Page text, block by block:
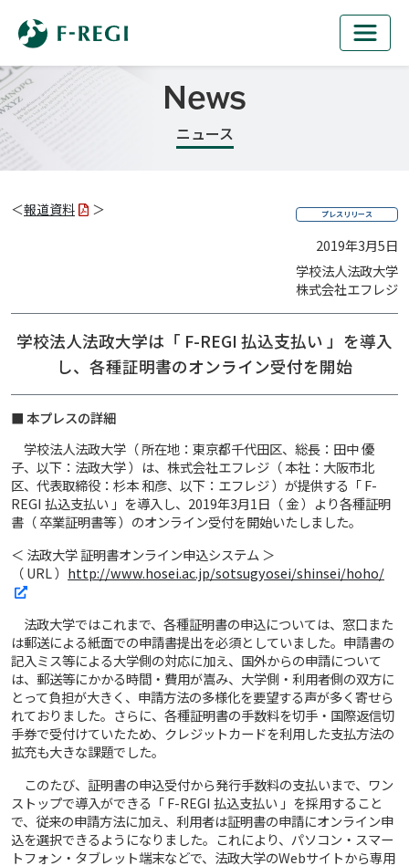
News
ニュース
＜報道資料 ＞ プレスリリース
2019年3月5日
学校法人法政大学
株式会社エフレジ
学校法人法政大学は「 F-REGI 払込支払い 」を導入
し、 各種証明書のオンライン受付を開始
■ 本プレスの詳細
学校法人法政大学（ 所在地：東京都千代田区、総長：田中 優
子、以下：法政大学 ）は、株式会社エフレジ（ 本社：大阪市北
区、代表取締役：杉本 和彦、以下：エフレジ ）が提供する「 F-
REGI 払込支払い 」を導入し、2019年3月1日（ 金 ）より各種証明
書（ 卒業証明書等 ）のオンライン受付を開始いたしました。
＜ 法政大学 証明書オンライン申込システム ＞
（ URL ） http://www.hosei.ac.jp/sotsugyosei/shinsei/hoho/
法政大学ではこれまで、各種証明書の申込については、窓口また
は郵送による紙面での申請書提出を必須としていました。申請書の
記入ミス等による大学側の対応に加え、国外からの申請について
は、郵送等にかかる時間・費用が嵩み、大学側・利用者側の双方に
とって負担が大きく、申請方法の多様化を要望する声が多く寄せら
れておりました。さらに、各種証明書の手数料を切手・国際返信切
手券で受付けていたため、クレジットカードを利用した支払方法の
拡充も大きな課題でした。
このたび、証明書の申込受付から発行手数料の支払いまで、ワン
ストップで導入ができる「 F-REGI 払込支払い 」を採用すること
で、従来の申請方法に加え、利用者は証明書の申請にオンライン申
込を選択できるようになりました。これにより、パソコン・スマー
トフォン・タブレット端末などで、法政大学のWebサイトから専用